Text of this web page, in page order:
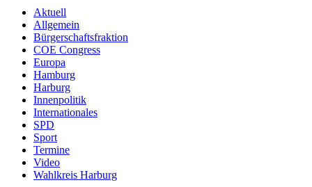
Aktuell
Allgemein
Bürgerschaftsfraktion
COE Congress
Europa
Hamburg
Harburg
Innenpolitik
Internationales
SPD
Sport
Termine
Video
Wahlkreis Harburg